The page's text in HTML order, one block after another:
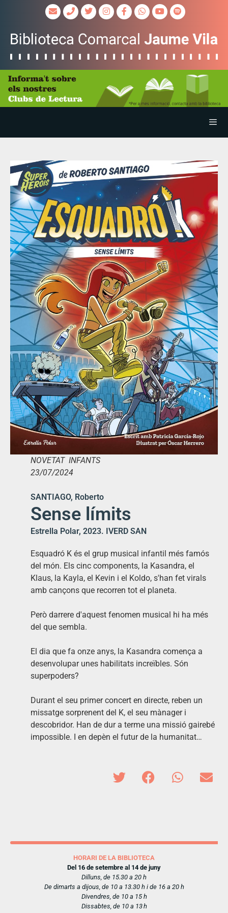
NOVETAT INFANTS
23/07/2024
SANTIAGO, Roberto
Sense límits
Estrella Polar, 2023. IVERD SAN
Esquadró K és el grup musical infantil més famós
del món. Els cinc components, la Kasandra, el
Klaus, la Kayla, el Kevin i el Koldo, s'han fet virals
amb cançons que recorren tot el planeta.
Però darrere d'aquest fenomen musical hi ha més
del que sembla.
El dia que fa onze anys, la Kasandra comença a
desenvolupar unes habilitats increïbles. Són
superpoders?
Durant el seu primer concert en directe, reben un
missatge sorprenent del K, el seu mànager i
descobridor. Han de dur a terme una missió gairebé
impossible. I en depèn el futur de la humanitat…
HORARI DE LA BIBLIOTECA
Del 16 de setembre al 14 de juny
Dilluns, de 15.30 a 20 h
De dimarts a dijous, de 10 a 13.30 h i de 16 a 20 h
Divendres, de 10 a 15 h
Dissabtes, de 10 a 13 h